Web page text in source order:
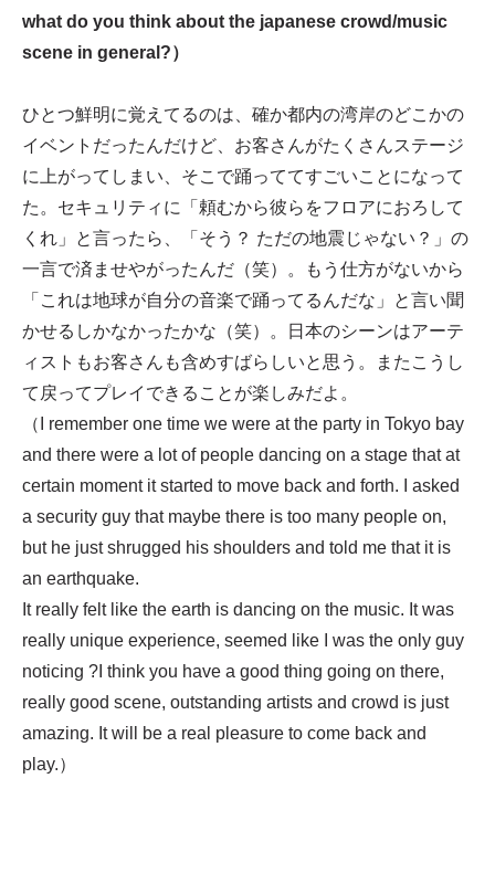
what do you think about the japanese crowd/music
scene in general?）
ひとつ鮮明に覚えてるのは、確か都内の湾岸のどこかの
イベントだったんだけど、お客さんがたくさんステージ
に上がってしまい、そこで踊っててすごいことになって
た。セキュリティに「頼むから彼らをフロアにおろして
くれ」と言ったら、「そう？ ただの地震じゃない？」の
一言で済ませやがったんだ（笑）。もう仕方がないから
「これは地球が自分の音楽で踊ってるんだな」と言い聞
かせるしかなかったかな（笑）。日本のシーンはアーテ
ィストもお客さんも含めすばらしいと思う。またこうし
て戻ってプレイできることが楽しみだよ。
（I remember one time we were at the party in Tokyo bay
and there were a lot of people dancing on a stage that at
certain moment it started to move back and forth. I asked
a security guy that maybe there is too many people on,
but he just shrugged his shoulders and told me that it is
an earthquake.
It really felt like the earth is dancing on the music. It was
really unique experience, seemed like I was the only guy
noticing ?I think you have a good thing going on there,
really good scene, outstanding artists and crowd is just
amazing. It will be a real pleasure to come back and
play.）